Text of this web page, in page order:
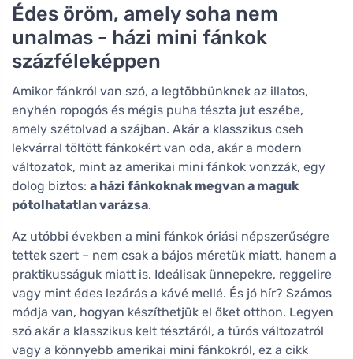
Édes öröm, amely soha nem
unalmas - házi mini fánkok
százféleképpen
Amikor fánkról van szó, a legtöbbünknek az illatos,
enyhén ropogós és mégis puha tészta jut eszébe,
amely szétolvad a szájban. Akár a klasszikus cseh
lekvárral töltött fánkokért van oda, akár a modern
változatok, mint az amerikai mini fánkok vonzzák, egy
dolog biztos: a házi fánkoknak megvan a maguk
pótolhatatlan varázsa.
Az utóbbi években a mini fánkok óriási népszerűségre
tettek szert – nem csak a bájos méretük miatt, hanem a
praktikusságuk miatt is. Ideálisak ünnepekre, reggelire
vagy mint édes lezárás a kávé mellé. És jó hír? Számos
módja van, hogyan készíthetjük el őket otthon. Legyen
szó akár a klasszikus kelt tésztáról, a túrós változatról
vagy a könnyebb amerikai mini fánkokról, ez a cikk